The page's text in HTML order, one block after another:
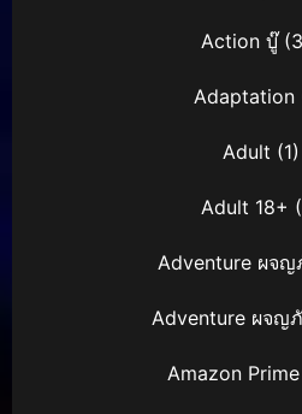
Action บู๊
Adaptation
Adult (1)
Adult 18+
Adventure ผจญ
Adventure ผจญ
Amazon Prime